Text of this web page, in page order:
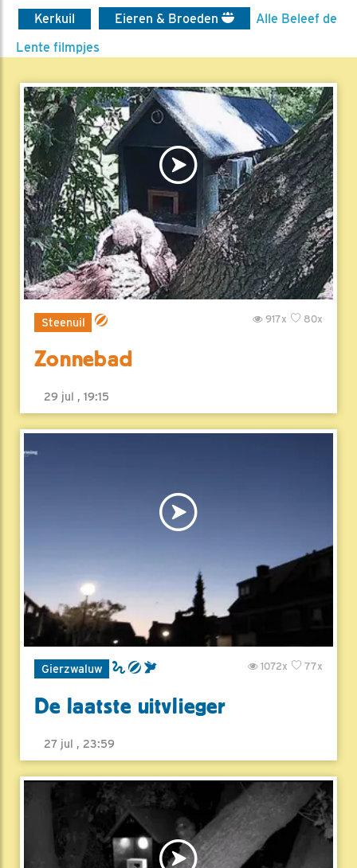
Kerkuil Eieren & Broeden
Alle Beleef de
Lente filmpjes
Steenuil 80x
917x
Zonnebad
29 jul , 19:15
Gierzwaluw 77x
1072x
De laatste uitvlieger
27 jul , 23:59